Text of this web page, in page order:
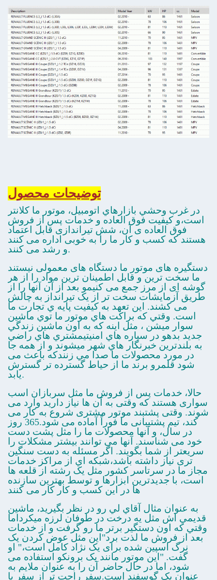
توضیحات محصول
در غرب وحشي بازارهاي اتومبيل، موتور ما کلانتر
است،و کیفیت فوق العاده و خدمات پس از فروش
فوق العاده ی آن، شش تیراندازی قابل اعتماد
هستند که کسب و کار ما را به خوبی اداره می کنند
و رشد می کنند.
دستگیره های موتور ما دستگاه های معمولی نیستند
ما سخت ترین و قابل اطمینان ترین مواد را از هر
گوشه ای از مرز جمع می کنیمو بعد از آن آنها را از
طریق آزمایشات سخت تر از یک تیرانداز به چالش
می کشند. اين تعهد به کيفيت پايه ي تجارت ما
است. وقتي که براکت هاي موتور ما توي ماشين
سوار ميشن ، مثل اينه که به اون ماشين زندگي
جديد بدهو در سياره هاي امنيتيمشتري هاي راضي
به بلندترين خبرنگار هاي شهر ميشوند و از همه جا
در مورد محصولات ما صدا مي زنندکه باعث می
شود قلمرو برند ما از حیاط گسترده تر گسترش
یابد.
حالا، خدمات پس از فروش ما مثل سربازان اسب
سواری هستند که وقتی به آن ها نیاز دارید وارد می
شوند. وقتی پشتبند موتور مشتری شروع به کار می
کند، تیم پشتیبانی ما فوراً آماده می شود.365 روز
در سال، و آنها محصولات ما را مثل پشت دست
خود می شناسند. آنها می توانند بیشتر مشکلات را
سریعتر از شما بگویند. اگر مسئله به دست سنگین
تری نیاز داشته باشد،شبکه اي از مراکز خدمات
مجاز ما در سرتاسر کشور مثل يک رشته از قلعه ها
است، با جدیدترین ابزارها و توسط بهترین سازنده
ها در این کسب و کار کار می کنند
به عنوان مثال آقاي لي رو در نظر بگيريد، ماشين
قديمي اش مثل يه درخت در طوفان لرزه ميکرداما
وقتي که اون دستگير برتر ما رو گرفت و از خدمات
بعد از فروش ما لذت برد"این مثل عوض کردن یک
نرگ اسپین شده برای یک نژاد کامل است،" او
گفت. "این موتور مانند یک برونکو استفاده می
شود، اما در حال حاضر آن را به عنوان ملایم به
عنوان یک گوسفند است.سفر راحت تر از سفر با